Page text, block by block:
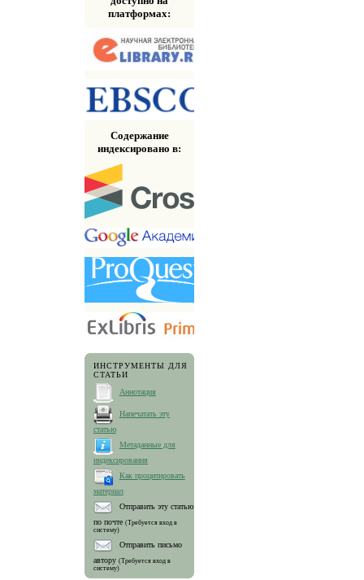
платформах:
Содержание
индексировано в:
ИНСТРУМЕНТЫ ДЛЯ
СТАТЬИ
Аннотация
Напечатать эту
статью
Метаданные для
индексирования
Как процитировать
материал
Отправить эту статью
по почте (Требуется вход в
систему)
Отправить письмо
автору (Требуется вход в
систему)